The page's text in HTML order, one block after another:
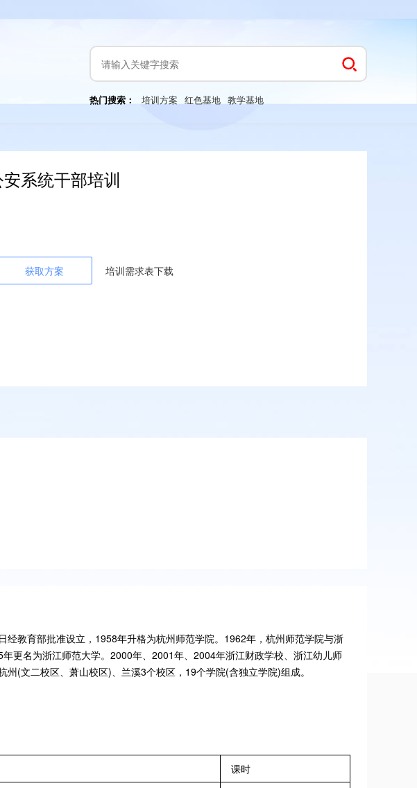
热门搜索： 培训方案 红色基地 教学基地
系统干部培训
获取方案 培训需求表下载
教育部批准设立，1958年升格为杭州师范学院。1962年，杭州师范学院与浙
更名为浙江师范大学。2000年、2001年、2004年浙江财政学校、浙江幼儿师
(文二校区、萧山校区)、兰溪3个校区，19个学院(含独立学院)组成。
课时